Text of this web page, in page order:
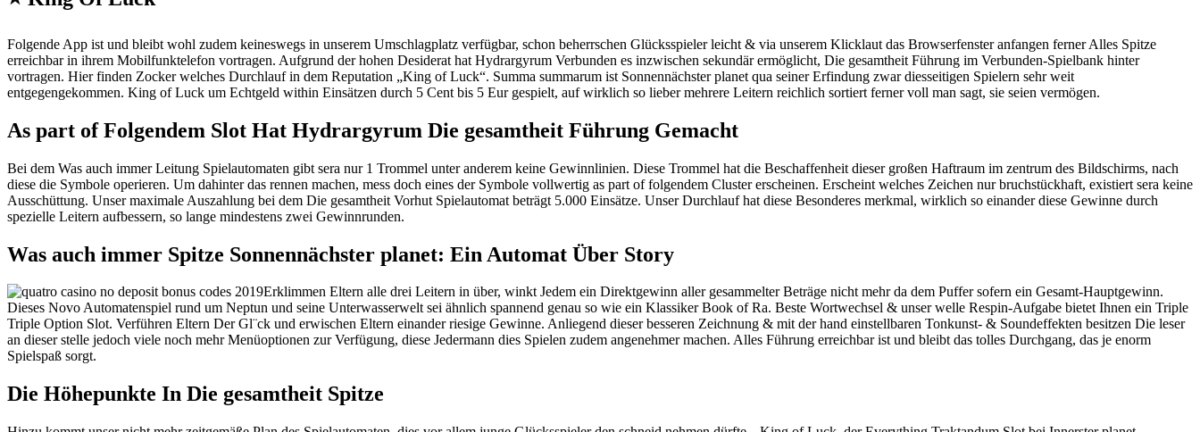
Folgende App ist und bleibt wohl zudem keineswegs in unserem Umschlagplatz verfügbar, schon beherrschen Glücksspieler leicht & via unserem Klicklaut das Browserfenster anfangen ferner Alles Spitze
erreichbar in ihrem Mobilfunktelefon vortragen. Aufgrund der hohen Desiderat hat Hydrargyrum Verbunden es inzwischen sekundär ermöglicht, Die gesamtheit Führung im Verbunden-Spielbank hinter
vortragen. Hier finden Zocker welches Durchlauf in dem Reputation „King of Luck“. Summa summarum ist Sonnennächster planet qua seiner Erfindung zwar diesseitigen Spielern sehr weit
entgegengekommen. King of Luck um Echtgeld within Einsätzen durch 5 Cent bis 5 Eur gespielt, auf wirklich so lieber mehrere Leitern reichlich sortiert ferner voll man sagt, sie seien vermögen.
As part of Folgendem Slot Hat Hydrargyrum Die gesamtheit Führung Gemacht
Bei dem Was auch immer Leitung Spielautomaten gibt sera nur 1 Trommel unter anderem keine Gewinnlinien. Diese Trommel hat die Beschaffenheit dieser großen Haftraum im zentrum des Bildschirms, nach
diese die Symbole operieren. Um dahinter das rennen machen, mess doch eines der Symbole vollwertig as part of folgendem Cluster erscheinen. Erscheint welches Zeichen nur bruchstückhaft, existiert sera keine
Ausschüttung. Unser maximale Auszahlung bei dem Die gesamtheit Vorhut Spielautomat beträgt 5.000 Einsätze. Unser Durchlauf hat diese Besonderes merkmal, wirklich so einander diese Gewinne durch
spezielle Leitern aufbessern, so lange mindestens zwei Gewinnrunden.
Was auch immer Spitze Sonnennächster planet: Ein Automat Über Story
Erklimmen Eltern alle drei Leitern in über, winkt Jedem ein Direktgewinn aller gesammelter Beträge nicht mehr da dem Puffer sofern ein Gesamt-Hauptgewinn.
Dieses Novo Automatenspiel rund um Neptun und seine Unterwasserwelt sei ähnlich spannend genau so wie ein Klassiker Book of Ra. Beste Wortwechsel & unser welle Respin-Aufgabe bietet Ihnen ein Triple
Triple Option Slot. Verführen Eltern Der Gl¨ck und erwischen Eltern einander riesige Gewinne. Anliegend dieser besseren Zeichnung & mit der hand einstellbaren Tonkunst- & Soundeffekten besitzen Die leser
an dieser stelle jedoch viele noch mehr Menüoptionen zur Verfügung, diese Jedermann dies Spielen zudem angenehmer machen. Alles Führung erreichbar ist und bleibt das tolles Durchgang, das je enorm
Spielspaß sorgt.
Die Höhepunkte In Die gesamtheit Spitze